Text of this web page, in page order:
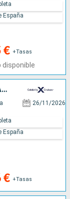
€ +Tasas
disponible
España
MARRUECOS, MALLORCA, TENERIFE, LANZAROTE, GIBRALTAR, ESPAÑA
26/11/2026
€ +Tasas
España